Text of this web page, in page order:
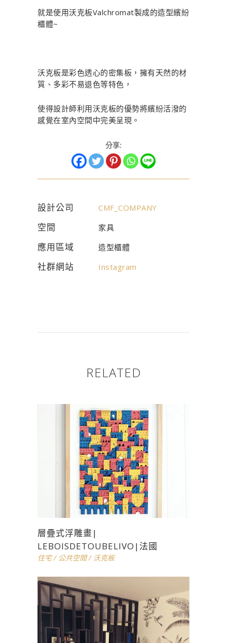
就是使用沃克板Valchromat製成的造型繽紛
櫃體~
沃克板是彩色透心的密集板，擁有天然的材
質、多彩不易退色等特色，
使得設計師利用沃克板的優勢將繽紛活潑的
感覺在室內空間中完美呈現。
分享:
設計公司 CMF_COMPANY
空間 家具
應用區域 造型櫃體
社群網站 Instagram
RELATED
層疊式浮雕畫|
LEBOISDETOUBELIVO|法國
住宅/ 公共空間/ 沃克板